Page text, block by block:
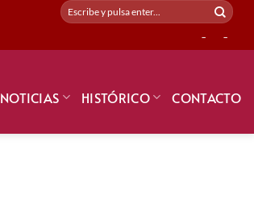
- -
NOTICIAS HISTÓRICO CONTACTO